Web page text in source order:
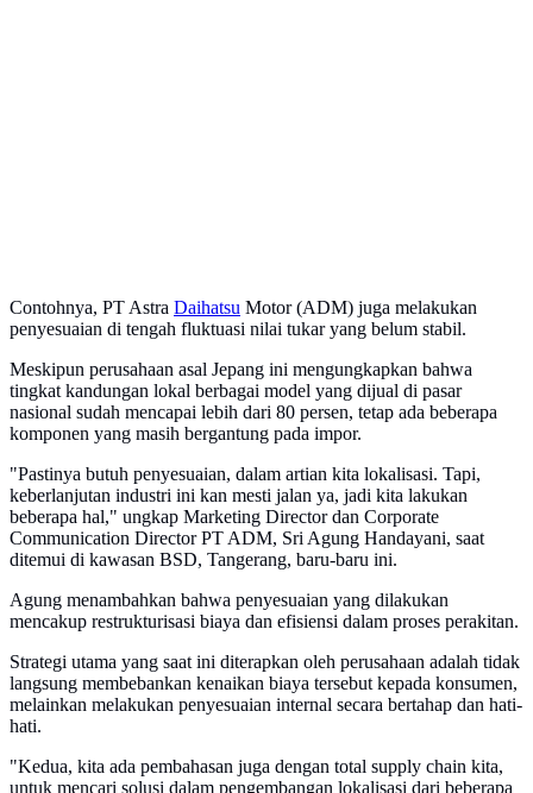
Contohnya, PT Astra Daihatsu Motor (ADM) juga melakukan
penyesuaian di tengah fluktuasi nilai tukar yang belum stabil.
Meskipun perusahaan asal Jepang ini mengungkapkan bahwa
tingkat kandungan lokal berbagai model yang dijual di pasar
nasional sudah mencapai lebih dari 80 persen, tetap ada beberapa
komponen yang masih bergantung pada impor.
"Pastinya butuh penyesuaian, dalam artian kita lokalisasi. Tapi,
keberlanjutan industri ini kan mesti jalan ya, jadi kita lakukan
beberapa hal," ungkap Marketing Director dan Corporate
Communication Director PT ADM, Sri Agung Handayani, saat
ditemui di kawasan BSD, Tangerang, baru-baru ini.
Agung menambahkan bahwa penyesuaian yang dilakukan
mencakup restrukturisasi biaya dan efisiensi dalam proses perakitan.
Strategi utama yang saat ini diterapkan oleh perusahaan adalah tidak
langsung membebankan kenaikan biaya tersebut kepada konsumen,
melainkan melakukan penyesuaian internal secara bertahap dan hati-
hati.
"Kedua, kita ada pembahasan juga dengan total supply chain kita,
untuk mencari solusi dalam pengembangan lokalisasi dari beberapa